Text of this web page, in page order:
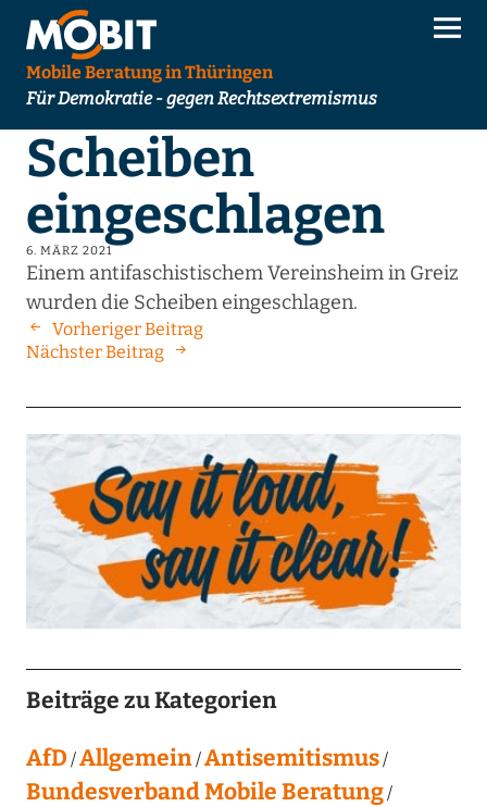
Mobile Beratung in Thüringen
Für Demokratie - gegen Rechtsextremismus
Scheiben
eingeschlagen
6. MÄRZ 2021
Einem antifaschistischem Vereinsheim in Greiz
wurden die Scheiben eingeschlagen.
Vorheriger Beitrag
Nächster Beitrag
Beiträge zu Kategorien
AfD Allgemein Antisemitismus
Bundesverband Mobile Beratung